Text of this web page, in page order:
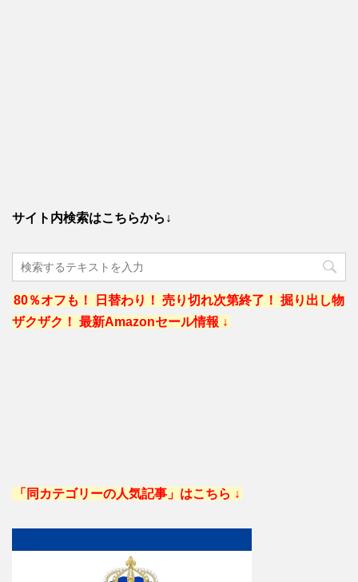
サイト内検索はこちらから↓
80％オフも！ 日替わり！ 売り切れ次第終了！ 掘り出し物
ザクザク！ 最新Amazonセール情報 ↓
「同カテゴリーの人気記事」はこちら ↓